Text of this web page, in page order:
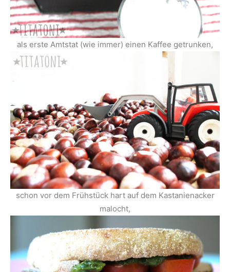
als erste Amtstat (wie immer) einen Kaffee getrunken,
schon vor dem Frühstück hart auf dem Kastanienacker
malocht,